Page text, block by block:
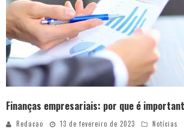
Finanças empresariais: por que é
Redacao 13 de fevereiro de 2023 Notícias